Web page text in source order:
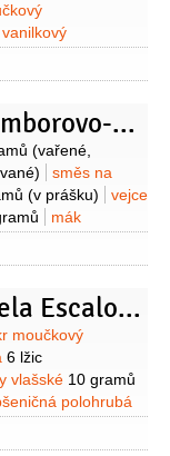
hladká
prášek do pečiva
(nasekané )Řezy s bramborovo-meruňkovou pěnou
(vařené,
směs na
(v prášku)
vejce
mák
vymazání
Na krém: meruňky
250 gramů
prolisované)
na šlehání
30 gramů
(v
meruňky
Řezy Rafaela Escalony
moučkový
6 lžic
vlašské 10 gramů
polohrubá